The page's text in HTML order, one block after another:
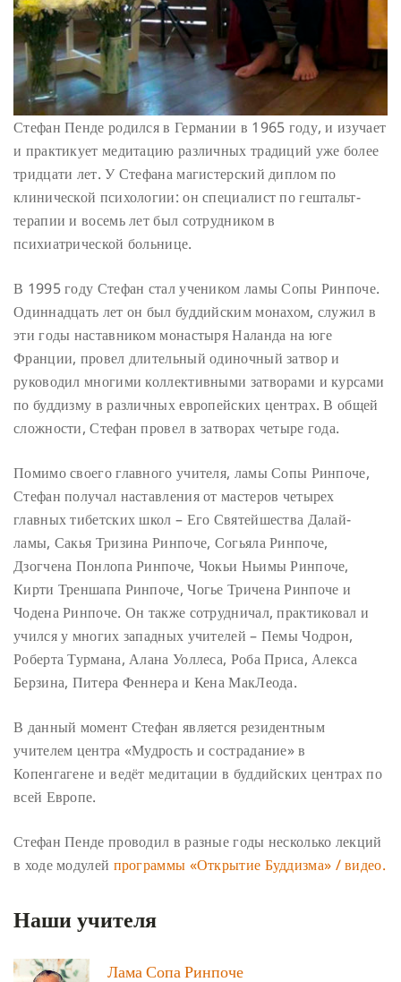
Стефан Пенде родился в Германии в 1965 году, и изучает
и практикует медитацию различных традиций уже более
тридцати лет. У Стефана магистерский диплом по
клинической психологии: он специалист по гештальт-
терапии и восемь лет был сотрудником в
психиатрической больнице.
В 1995 году Стефан стал учеником ламы Сопы Ринпоче.
Одиннадцать лет он был буддийским монахом, служил в
эти годы наставником монастыря Наланда на юге
Франции, провел длительный одиночный затвор и
руководил многими коллективными затворами и курсами
по буддизму в различных европейских центрах. В общей
сложности, Стефан провел в затворах четыре года.
Помимо своего главного учителя, ламы Сопы Ринпоче,
Стефан получал наставления от мастеров четырех
главных тибетских школ – Его Святейшества Далай-
ламы, Сакья Тризина Ринпоче, Согьяла Ринпоче,
Дзогчена Понлопа Ринпоче, Чокьи Ньимы Ринпоче,
Кирти Треншапа Ринпоче, Чогье Тричена Ринпоче и
Чодена Ринпоче. Он также сотрудничал, практиковал и
учился у многих западных учителей – Пемы Чодрон,
Роберта Турмана, Алана Уоллеса, Роба Приса, Алекса
Берзина, Питера Феннера и Кена МакЛеода.
В данный момент Стефан является резидентным
учителем центра «Мудрость и сострадание» в
Копенгагене и ведёт медитации в буддийских центрах по
всей Европе.
Стефан Пенде проводил в разные годы несколько лекций
в ходе модулей программы «Открытие Буддизма» / видео.
Наши учителя
Лама Сопа Ринпоче